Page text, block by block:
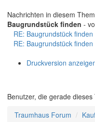
Nachrichten in diesem
Baugrundstück finden -
RE: Baugrundstück finden
RE: Baugrundstück finden
Druckversion
Benutzer, die gerade
Traumhaus Forum